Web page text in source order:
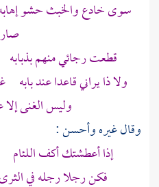
سوى خادع والخبث حشو
قطعت رجائي منهم بذبابه
ولا ذا يراني قاعدا عند
وليس الغنى
وقال غيره وأحسن :
إذا أعطشتك أكف اللئام
فكن رجلا رجله في